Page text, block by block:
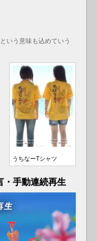
いう意味も込めていう
うちなーTシャツ
手動連続再生